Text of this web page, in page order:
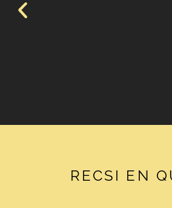
RECSI EN